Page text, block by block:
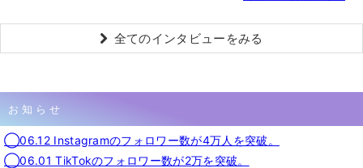
全てのインタビューをみる
お知らせ
◯06.12 Instagramのフォロワー数が4万人を突破。
◯06.01 TikTokのフォロワー数が2万を突破。